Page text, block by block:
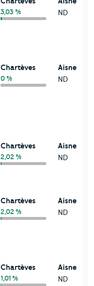
3,03 %
ND
Chartèves
0 %
Aisne
ND
Chartèves
2,02 %
Aisne
ND
Chartèves
2,02 %
Aisne
ND
Chartèves
1,01 %
Aisne
ND